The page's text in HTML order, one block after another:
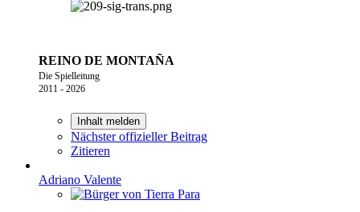
REINO DE MONTAÑA
Die Spielleitung
2011 - 2026
Inhalt melden
Nächster offizieller Beitrag
Zitieren
Adriano Valente